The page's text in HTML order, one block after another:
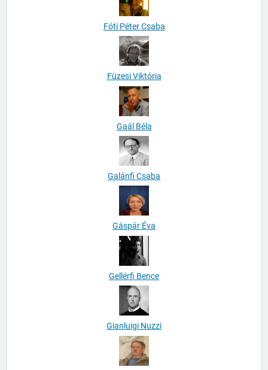
Fóti Péter Csaba
Füzesi Viktória
Gaál Béla
Galánfi Csaba
Gáspár Éva
Gellérfi Bence
Gianluigi Nuzzi